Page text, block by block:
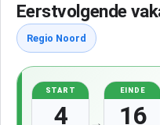
Eerstvolgende
Regio Noord
START
4
EINDE
16